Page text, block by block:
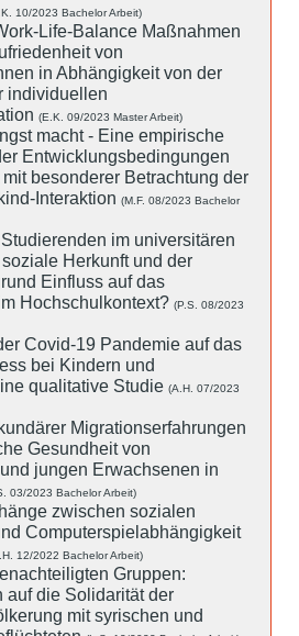
10/2023 Bachelor Arbeit)
Life-Balance Maßnahmen
von
in Abhängigkeit von der
individuellen
(E.K. 09/2023 Master Arbeit)
macht - Eine empirische
Entwicklungsbedingungen
besonderer Betrachtung der
Interaktion (M.F. 08/2023 Bachelor
im universitären
Herkunft und der
Einfluss auf das
Hochschulkontext? (P.S. 08/2023
Covid-19 Pandemie auf das
bei Kindern und
qualitative Studie (A.H. 07/2023
Migrationserfahrungen
Gesundheit von
jungen Erwachsenen in
03/2023 Bachelor Arbeit)
zwischen sozialen
Computerspielabhängigkeit
12/2022 Bachelor Arbeit)
Gruppen:
auf die Solidarität der
mit syrischen und